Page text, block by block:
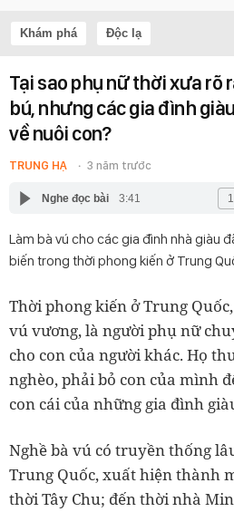
Khám phá Độc lạ
Tại sao phụ nữ thời xưa rõ
bú, nhưng các gia đình
về nuôi con?
TRUNG HẠ 3 năm trước
Nghe đọc bài 3:41
Làm bà vú cho các gia đình nhà giàu
biến trong thời phong kiến ở Trung
Thời phong kiến ở Trung
vú vương, là người phụ nữ
cho con của người khác. Họ
nghèo, phải bỏ con của mình
con cái của những gia đình
Nghề bà vú có truyền thống
Trung Quốc, xuất hiện thành
thời Tây Chu; đến thời nhà